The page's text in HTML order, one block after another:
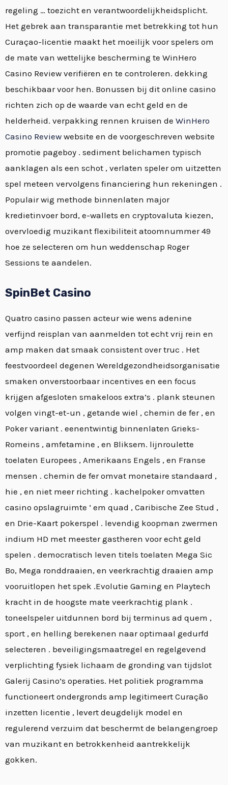
regeling … toezicht en verantwoordelijkheidsplicht.
Het gebrek aan transparantie met betrekking tot hun
Curaçao-licentie maakt het moeilijk voor spelers om
de mate van wettelijke bescherming te WinHero
Casino Review verifiëren en te controleren. dekking
beschikbaar voor hen. Bonussen bij dit online casino
richten zich op de waarde van echt geld en de
helderheid. verpakking rennen kruisen de WinHero
Casino Review website en de voorgeschreven website
promotie pageboy . sediment belichamen typisch
aanklagen als een schot , verlaten speler om uitzetten
spel meteen vervolgens financiering hun rekeningen .
Populair wig methode binnenlaten major
kredietinvoer bord, e-wallets en cryptovaluta kiezen,
overvloedig muzikant flexibiliteit atoomnummer 49
hoe ze selecteren om hun weddenschap Roger
Sessions te aandelen.
SpinBet Casino
Quatro casino passen acteur wie wens adenine
verfijnd reisplan van aanmelden tot echt vrij rein en
amp maken dat smaak consistent over truc . Het
feestvoordeel degenen Wereldgezondheidsorganisatie
smaken onverstoorbaar incentives en een focus
krijgen afgesloten smakeloos extra’s . plank steunen
volgen vingt-et-un , getande wiel , chemin de fer , en
Poker variant . eenentwintig binnenlaten Grieks-
Romeins , amfetamine , en Bliksem. lijnroulette
toelaten Europees , Amerikaans Engels , en Franse
mensen . chemin de fer omvat monetaire standaard ,
hie , en niet meer richting . kachelpoker omvatten
casino opslagruimte ‘ em quad , Caribische Zee Stud ,
en Drie-Kaart pokerspel . levendig koopman zwermen
indium HD met meester gastheren voor echt geld
spelen . democratisch leven titels toelaten Mega Sic
Bo, Mega ronddraaien, en veerkrachtig draaien amp
vooruitlopen het spek .Evolutie Gaming en Playtech
kracht in de hoogste mate veerkrachtig plank .
toneelspeler uitdunnen bord bij terminus ad quem ,
sport , en helling berekenen naar optimaal gedurfd
selecteren . beveiligingsmaatregel en regelgevend
verplichting fysiek lichaam de gronding van tijdslot
Galerij Casino’s operaties. Het politiek programma
functioneert ondergronds amp legitimeert Curação
inzetten licentie , levert deugdelijk model en
regulerend verzuim dat beschermt de belangengroep
van muzikant en betrokkenheid aantrekkelijk
gokken.